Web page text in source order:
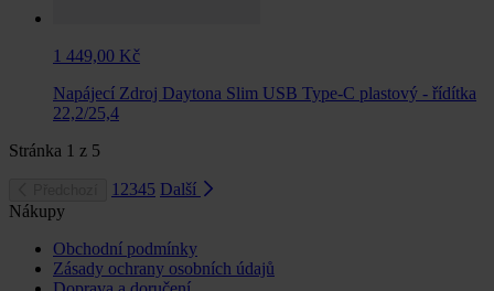
1 449,00 Kč
Napájecí Zdroj Daytona Slim USB Type-C plastový - řídítka
22,2/25,4
Stránka 1 z 5
1 2345 Další
Nákupy
Obchodní podmínky
Zásady ochrany osobních údajů